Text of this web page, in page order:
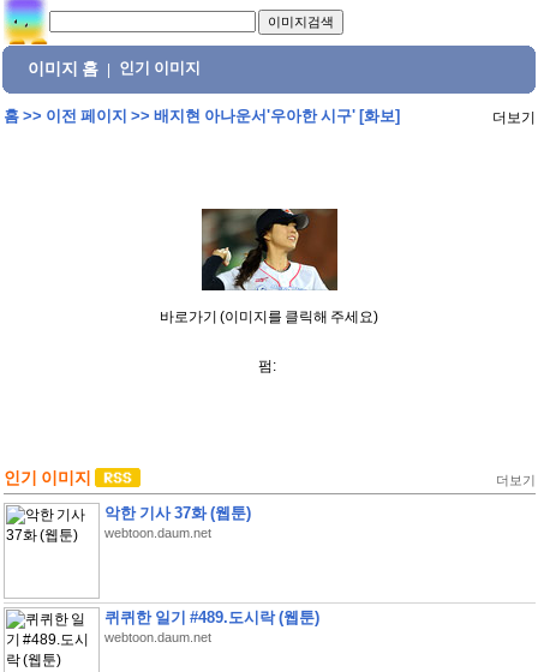
이미지 홈 인기 이미지
홈>> 이전 페이지 >> 배지현 아나운서'우아한 시구' [화보] 더보기
바로가기 (이미지를 클릭해 주세요)
펌:
인기 이미지 더보기
악한 기사 37화 (웹툰)
webtoon.daum.net
퀴퀴한 일기 #489.도시락 (웹툰)
webtoon.daum.net